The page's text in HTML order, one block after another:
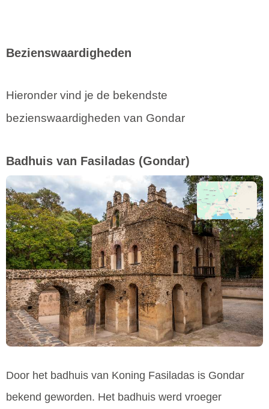
Bezienswaardigheden
Hieronder vind je de bekendste
bezienswaardigheden van Gondar
Badhuis van Fasiladas (Gondar)
Door het badhuis van Koning Fasiladas is Gondar
bekend geworden. Het badhuis werd vroeger